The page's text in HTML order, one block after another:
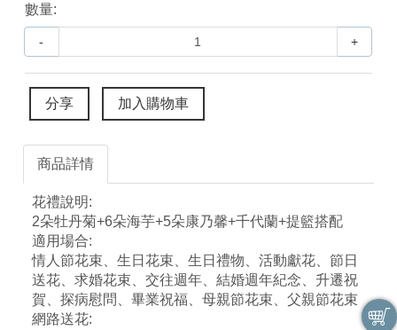
數量:
- +
分享 加入購物車
商品詳情
花禮說明:
2朵牡丹菊+6朵海芋+5朵康乃馨+千代蘭+提籃搭配
適用場合:
情人節花束、生日花束、生日禮物、活動獻花、節日
送花、求婚花束、交往週年、結婚週年紀念、升遷祝
賀、探病慰問、畢業祝福、母親節花束、父親節花束
網路送花: